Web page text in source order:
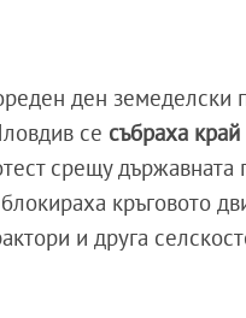
ден земеделски
се събраха
срещу държавната
кръговото
и друга